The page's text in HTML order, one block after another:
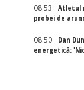
08:53
Atletul
probei de
08:50
Dan
energetică: